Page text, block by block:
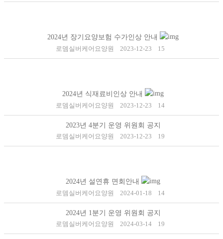
2024년 장기요양보험 수가인상 안내
로뎀실버케어요양원
2023-12-23 15
2024년 식재료비인상 안내
로뎀실버케어요양원
2023-12-23 14
2023년 4분기 운영 위원회 공지
로뎀실버케어요양원
2023-12-23 19
2024년 설연휴 면회안내
로뎀실버케어요양원
2024-01-18 14
2024년 1분기 운영 위원회 공지
로뎀실버케어요양원
2024-03-14 19